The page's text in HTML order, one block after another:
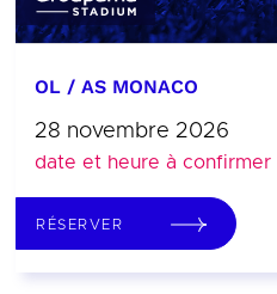
OL / AS MONACO
28 novembre 2026
date et heure à confirmer
RÉSERVER